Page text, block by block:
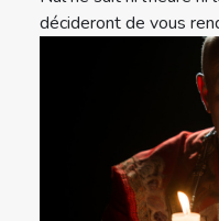
décideront de vous